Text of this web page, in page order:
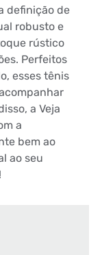
definição de
robusto e
rústico
Perfeitos
esses tênis
a Veja
a
bem ao
ao seu